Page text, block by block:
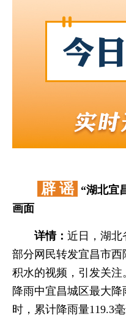
辟 谣 “湖北宜
画面
详情： 近日，湖北
部分网民转发宜昌市
积水的视频，引发关
降雨中宜昌城区最大降
时，累计降雨量119.3